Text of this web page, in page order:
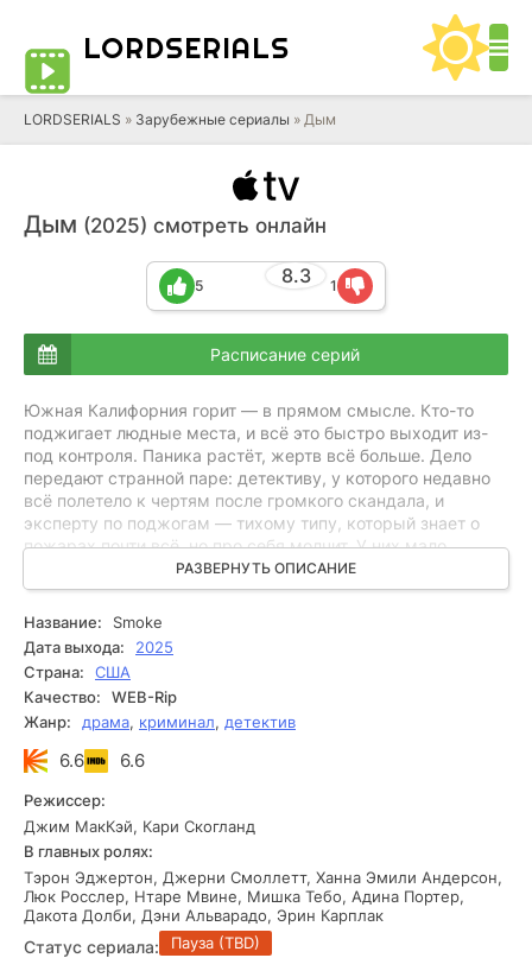
LORDSERIALS
LORDSERIALS » Зарубежные сериалы » Дым
Дым (2025) смотреть онлайн
8.3
5 1
Расписание серий
Южная Калифорния горит — в прямом смысле. Кто-то
поджигает людные места, и всё это быстро выходит из-
под контроля. Паника растёт, жертв всё больше. Дело
передают странной паре: детективу, у которого недавно
всё полетело к чертям после громкого скандала, и
эксперту по поджогам — тихому типу, который знает о
пожарах почти всё, но про себя молчит. У них мало
общего, доверия друг к другу — ещё меньше, но выбора
нет. Нужно работать вместе. Время уходит, а поджигатели
действуют всё наглее. И пока одни играют с огнём,
другим придётся разобраться не только в чужих мотивах,
но и в своих собственных призраках.
РАЗВЕРНУТЬ ОПИСАНИЕ
Название:
Smoke
Дата выхода:
2025
Страна:
США
Качество:
WEB-Rip
Жанр:
драма, криминал, детектив
6.6 6.6
Режиссер:
Джим МакКэй, Кари Скогланд
В главных ролях:
Тэрон Эджертон, Джерни Смоллетт, Ханна Эмили Андерсон,
Люк Росслер, Нтаре Мвине, Мишка Тебо, Адина Портер,
Дакота Долби, Дэни Альварадо, Эрин Карплак
Статус сериала: Пауза (TBD)